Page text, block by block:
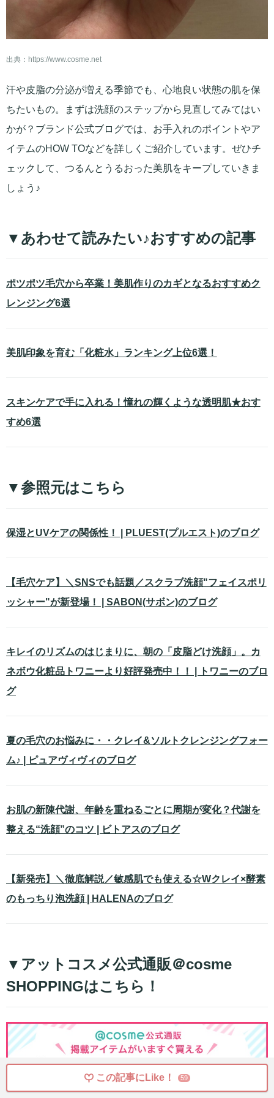
出典： https://www.cosme.net
汗や皮脂の分泌が増える季節でも、心地良い状態の肌を保
ちたいもの。まずは洗顔のステップから見直してみてはい
かが？ブランド公式ブログでは、お手入れのポイントやア
イテムのHOW TOなどを詳しくご紹介しています。ぜひチ
ェックして、つるんとうるおった美肌をキープしていきま
しょう♪
▼あわせて読みたい♪おすすめの記事
ポツポツ毛穴から卒業！美肌作りのカギとなるおすすめク
レンジング6選
美肌印象を育む「化粧水」ランキング上位6選！
スキンケアで手に入れる！憧れの輝くような透明肌★おす
すめ6選
▼参照元はこちら
保湿とUVケアの関係性！ | PLUEST(プルエスト)のブログ
【毛穴ケア】＼SNSでも話題／スクラブ洗顔"フェイスポリ
ッシャー"が新登場！ | SABON(サボン)のブログ
キレイのリズムのはじまりに、朝の「皮脂どけ洗顔」。カ
ネボウ化粧品トワニーより好評発売中！！ | トワニーのブロ
グ
夏の毛穴のお悩みに・・クレイ&ソルトクレンジングフォー
ム♪ | ピュアヴィヴィのブログ
お肌の新陳代謝、年齢を重ねるごとに周期が変化？代謝を
整える“洗顔”のコツ | ビトアスのブログ
【新発売】＼徹底解説／敏感肌でも使える☆Wクレイ×酵素
のもっちり泡洗顔 | HALENAのブログ
▼アットコスメ公式通販＠cosme
SHOPPINGはこちら！
この記事にLike！ 59